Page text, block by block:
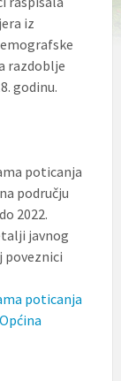
iz
razdoblje
godinu.
poticanja
području
2022.
javnog
poveznici
poticanja